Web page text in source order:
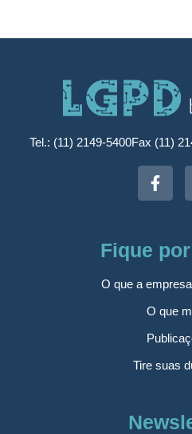
Tel.: (11) 2149-5400Fax (11)
Fique
O que a
O que
Tire suas